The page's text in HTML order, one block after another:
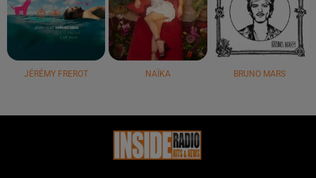
JÉRÉMY FREROT NAÏKA BRUNO MARS